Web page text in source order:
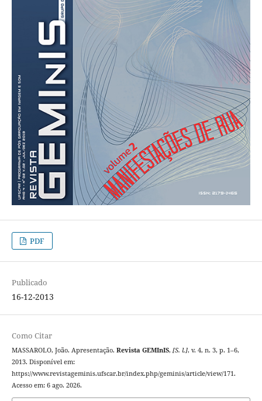
PDF
Publicado
16-12-2013
Como Citar
MASSAROLO, João. Apresentação. Revista GEMInIS, [S. l.], v. 4, n. 3, p. 1–6,
2013. Disponível em:
https://www.revistageminis.ufscar.br/index.php/geminis/article/view/171.
Acesso em: 6 ago. 2026.